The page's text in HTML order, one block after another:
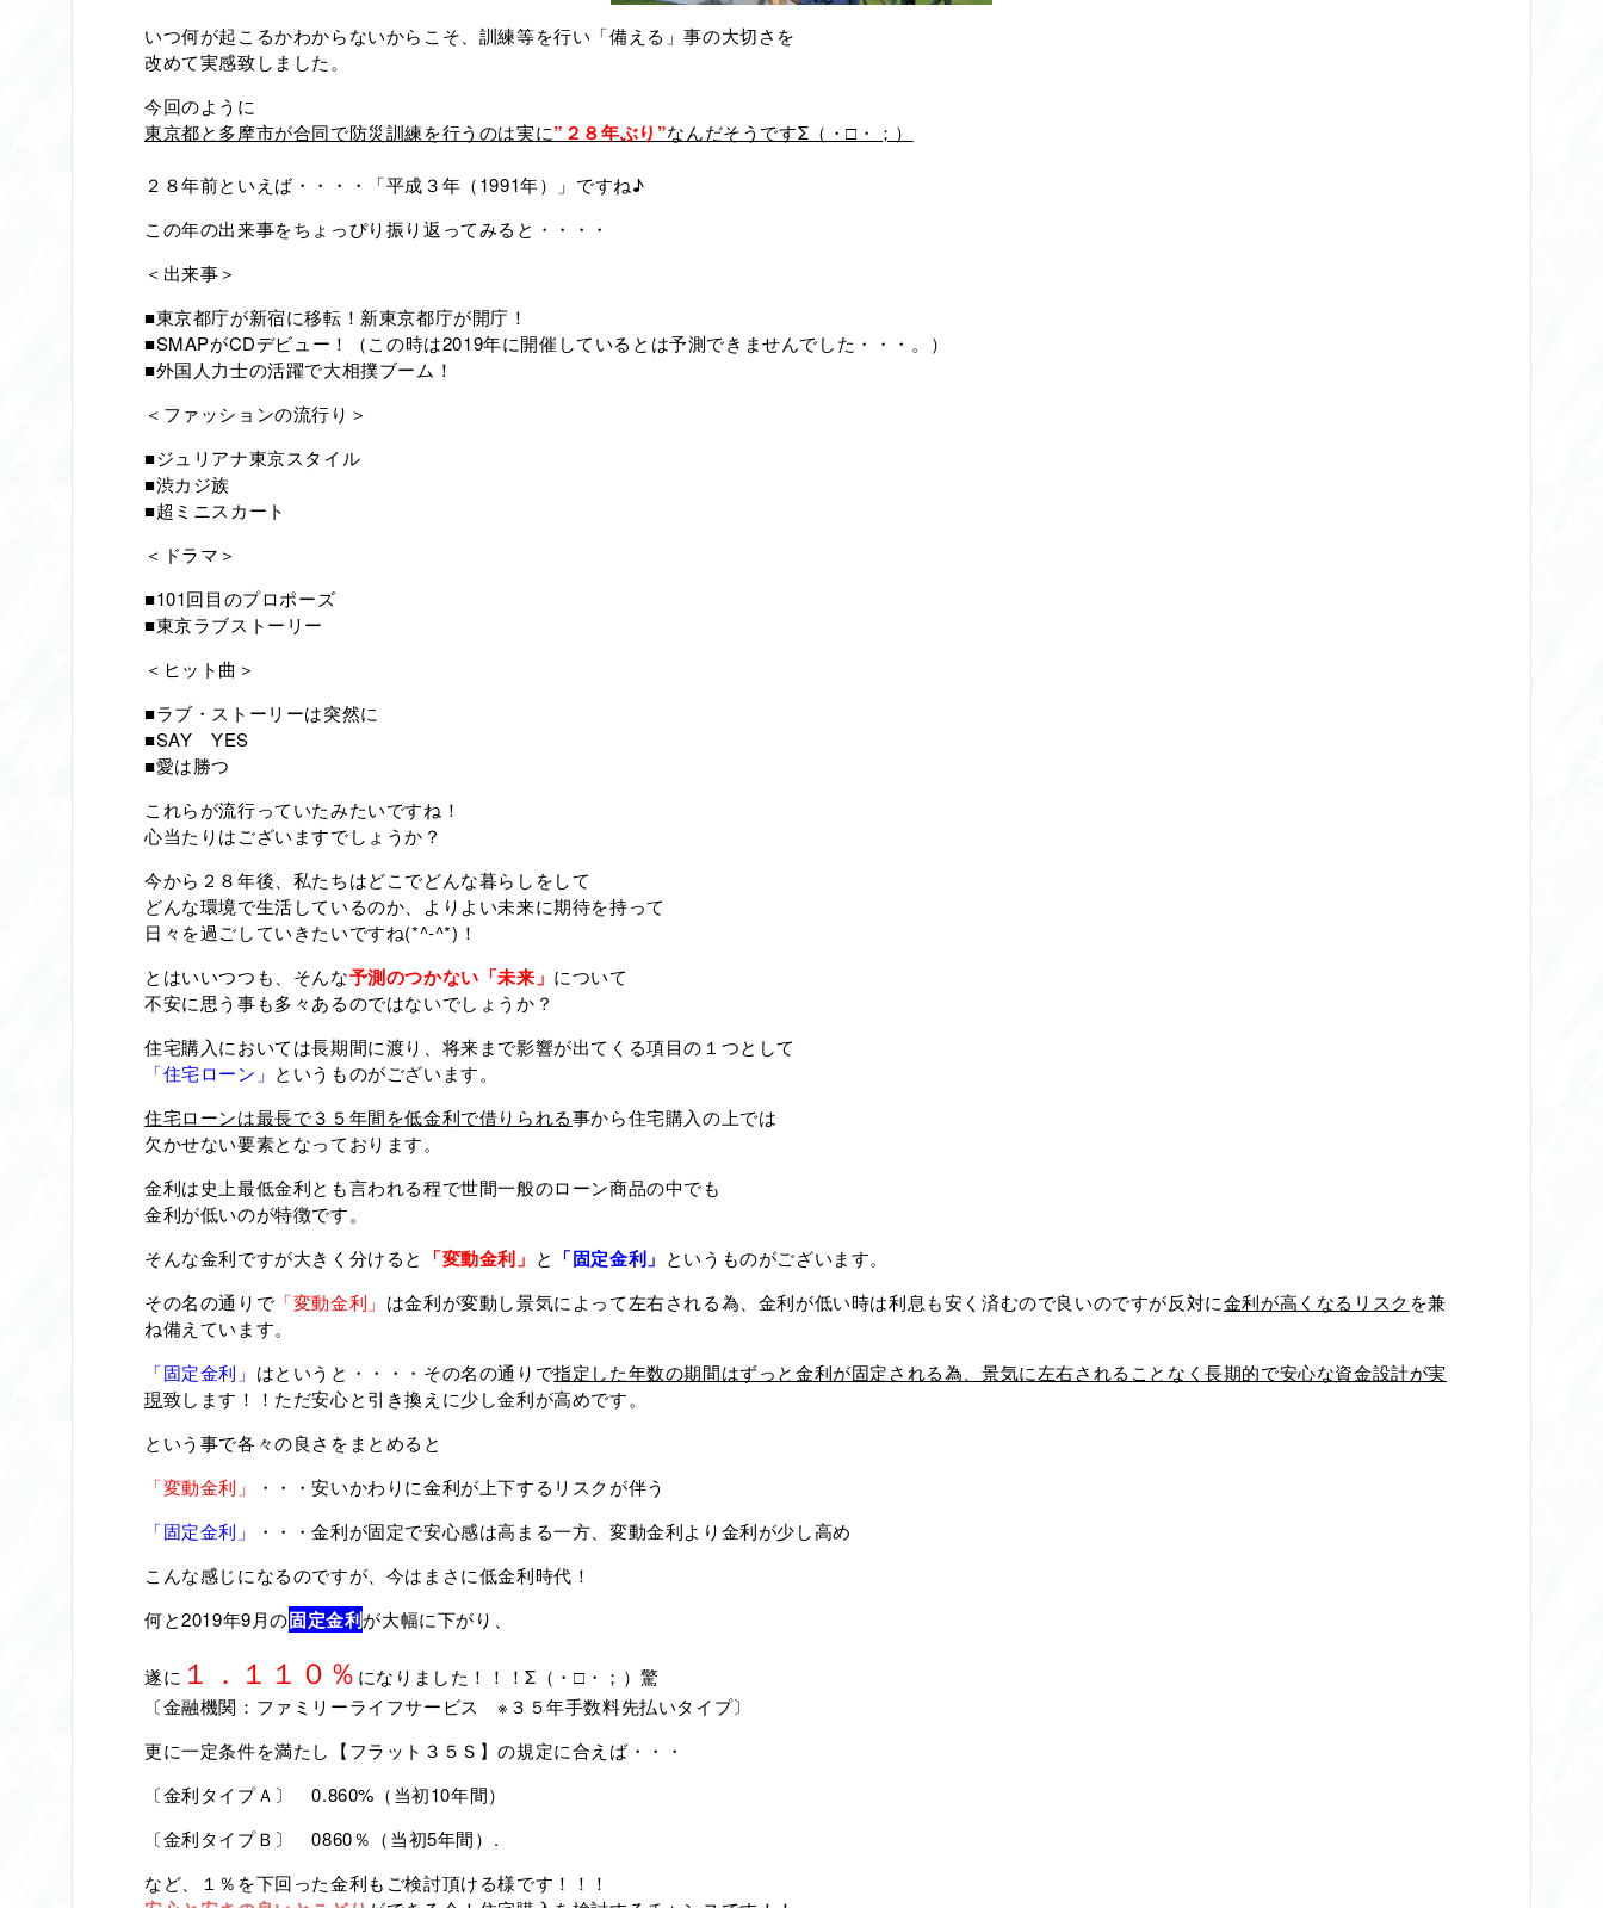
いつ何が起こるかわからないからこそ、訓練等を行い「備える」事の大切さを
改めて実感致しました。
今回のように
東京都と多摩市が合同で防災訓練を行うのは実に”２８年ぶり”なんだそうですΣ（・□・；）
２８年前といえば・・・・「平成３年（1991年）」ですね♪
この年の出来事をちょっぴり振り返ってみると・・・・
＜出来事＞
■東京都庁が新宿に移転！新東京都庁が開庁！
■SMAPがCDデビュー！（この時は2019年に開催しているとは予測できませんでした・・・。）
■外国人力士の活躍で大相撲ブーム！
＜ファッションの流行り＞
■ジュリアナ東京スタイル
■渋カジ族
■超ミニスカート
＜ドラマ＞
■101回目のプロポーズ
■東京ラブストーリー
＜ヒット曲＞
■ラブ・ストーリーは突然に
■SAY YES
■愛は勝つ
これらが流行っていたみたいですね！
心当たりはございますでしょうか？
今から２８年後、私たちはどこでどんな暮らしをして
どんな環境で生活しているのか、よりよい未来に期待を持って
日々を過ごしていきたいですね(*^-^*)！
とはいいつつも、そんな予測のつかない「未来」 について
不安に思う事も多々あるのではないでしょうか？
住宅購入においては長期間に渡り、将来まで影響が出てくる項目の１つとして
「住宅ローン」 というものがございます。
住宅ローンは最長で３５年間を低金利で借りられる事から住宅購入の上では
欠かせない要素となっております。
金利は史上最低金利とも言われる程で世間一般のローン商品の中でも
金利が低いのが特徴です。
そんな金利ですが大きく分けると
「変動金利」 と 「固定金利」 というものがございます。
その名の通りで 「変動金利」 は金利が変動し景気によって左右される為、金利が低い時は利息も安く済むので良いのですが反対に金利が高くなるリスク を兼
ね備えています。
「固定金利」 はというと・・・・その名の通りで指定した年数の期間はずっと金利が固定される為、景気に左右されることなく長期的で安心な資金設計が実
現致します！！ただ安心と引き換えに少し金利が高めです。
という事で各々の良さをまとめると
「変動金利」
・・・安いかわりに金利が上下するリスクが伴う
「固定金利」
・・・金利が固定で安心感は高まる一方、変動金利より金利が少し高め
こんな感じになるのですが、今はまさに低金利時代！
何と2019年9月の固定金利が大幅に下がり、
遂に １．１１０％ になりました！！！Σ（・□・；）驚
〔金融機関：ファミリーライフサービス ※３５年手数料先払いタイプ〕
更に一定条件を満たし【フラット３５Ｓ】の規定に合えば・・・
〔金利タイプＡ〕 0.860%（当初10年間）
〔金利タイプＢ〕 0860％（当初5年間）.
など、１％を下回った金利もご検討頂ける様です！！！